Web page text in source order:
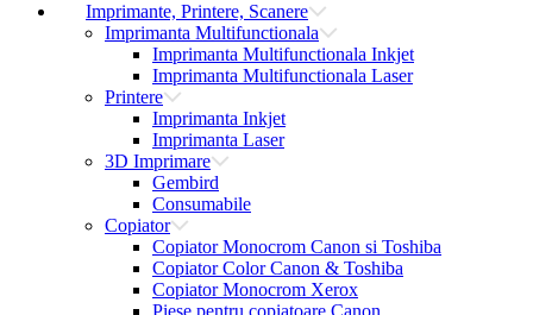
Imprimante, Printere, Scanere
Imprimanta Multifunctionala
Imprimanta Multifunctionala Inkjet
Imprimanta Multifunctionala Laser
Printere
Imprimanta Inkjet
Imprimanta Laser
3D Imprimare
Gembird
Consumabile
Copiator
Copiator Monocrom Canon si Toshiba
Copiator Color Canon & Toshiba
Copiator Monocrom Xerox
Piese pentru copiatoare Canon